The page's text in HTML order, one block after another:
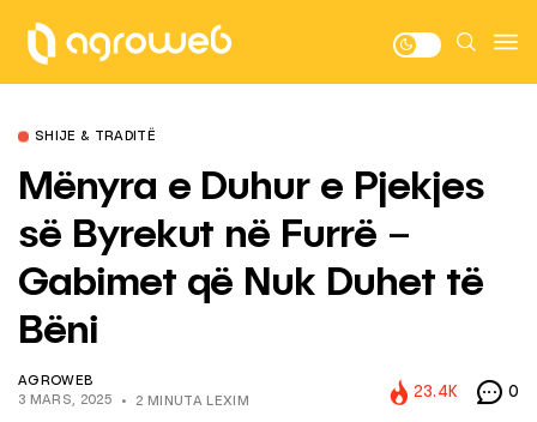
SHIJE & TRADITË
Mënyra e Duhur e Pjekjes
së Byrekut në Furrë –
Gabimet që Nuk Duhet të
Bëni
AGROWEB
3 MARS, 2025
2 MINUTA LEXIM
23.4K 0